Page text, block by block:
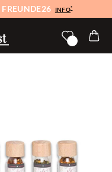
FREUNDE26 INFO*